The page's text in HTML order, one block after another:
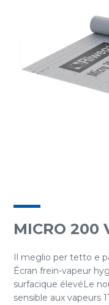
MICRO 200
Il meglio per tetto e
Écran frein-vapeur
surfacique élevéLe
sensible aux vapeurs